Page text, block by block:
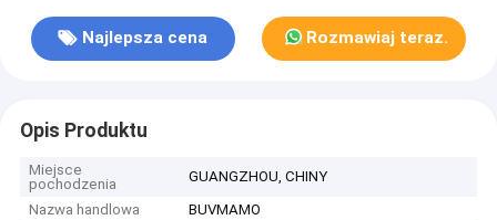
PRZECHOWYWANIA
Najlepsza cena Rozmawiaj teraz.
Opis Produktu
Miejsce
pochodzenia
GUANGZHOU, CHINY
Nazwa handlowa
BUVMAMO